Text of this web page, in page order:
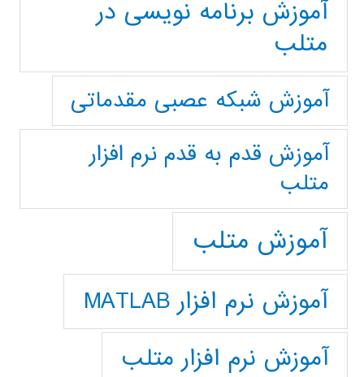
آموزش برنامه نویسی در
متلب
آموزش شبکه عصبی مقدماتی
آموزش قدم به قدم نرم افزار
متلب
آموزش متلب
آموزش نرم افزار MATLAB
آموزش نرم افزار متلب